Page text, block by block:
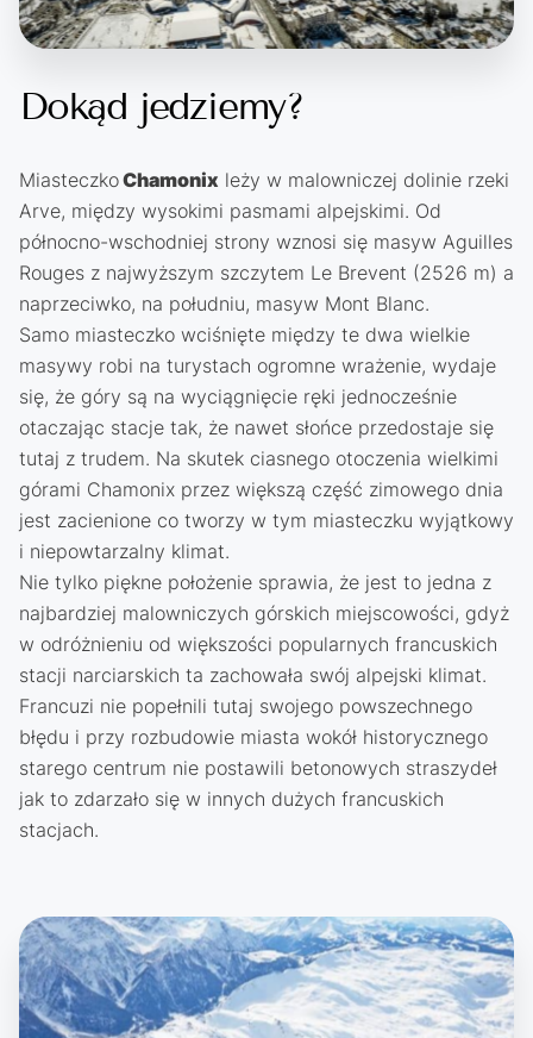
Dokąd jedziemy?
MiasteczkoChamonix leży w malowniczej dolinie rzeki
Arve, między wysokimi pasmami alpejskimi. Od
północno-wschodniej strony wznosi się masyw Aguilles
Rouges z najwyższym szczytem Le Brevent (2526 m) a
naprzeciwko, na południu, masyw Mont Blanc.
Samo miasteczko wciśnięte między te dwa wielkie
masywy robi na turystach ogromne wrażenie, wydaje
się, że góry są na wyciągnięcie ręki jednocześnie
otaczając stacje tak, że nawet słońce przedostaje się
tutaj z trudem. Na skutek ciasnego otoczenia wielkimi
górami Chamonix przez większą część zimowego dnia
jest zacienione co tworzy w tym miasteczku wyjątkowy
i niepowtarzalny klimat.
Nie tylko piękne położenie sprawia, że jest to jedna z
najbardziej malowniczych górskich miejscowości, gdyż
w odróżnieniu od większości popularnych francuskich
stacji narciarskich ta zachowała swój alpejski klimat.
Francuzi nie popełnili tutaj swojego powszechnego
błędu i przy rozbudowie miasta wokół historycznego
starego centrum nie postawili betonowych straszydeł
jak to zdarzało się w innych dużych francuskich
stacjach.